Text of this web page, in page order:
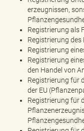
erzeugnissen,
Registrierung als
Registrierung des
Registrierung
Registrierung
den Handel von
Registrierung für
der EU
Registrierung für